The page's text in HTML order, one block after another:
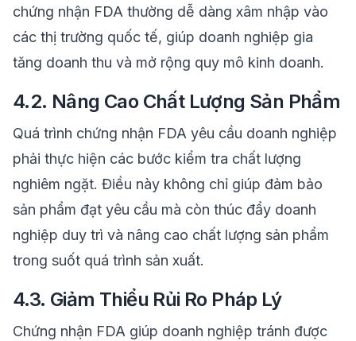
chứng nhận FDA thường dễ dàng xâm nhập vào
các thị trường quốc tế, giúp doanh nghiệp gia
tăng doanh thu và mở rộng quy mô kinh doanh.
4.2. Nâng Cao Chất Lượng Sản Phẩm
Quá trình chứng nhận FDA yêu cầu doanh nghiệp
phải thực hiện các bước kiểm tra chất lượng
nghiêm ngặt. Điều này không chỉ giúp đảm bảo
sản phẩm đạt yêu cầu mà còn thúc đẩy doanh
nghiệp duy trì và nâng cao chất lượng sản phẩm
trong suốt quá trình sản xuất.
4.3. Giảm Thiểu Rủi Ro Pháp Lý
Chứng nhận FDA giúp doanh nghiệp tránh được